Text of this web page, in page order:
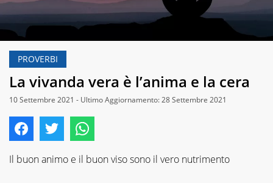
PROVERBI
La vivanda vera è l’anima e la cera
10 Settembre 2021 - Ultimo Aggiornamento: 28 Settembre 2021
Il buon animo e il buon viso sono il vero nutrimento